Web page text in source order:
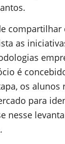
compartilhar
as
é
os alunos
para
nesse